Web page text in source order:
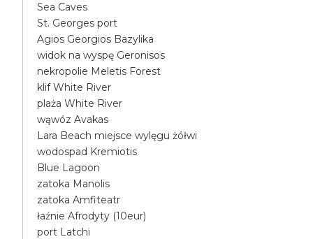
Sea Caves
St. Georges port
Agios Georgios Bazylika
widok na wyspę Geronisos
nekropolie Meletis Forest
klif White River
plaża White River
wąwóz Avakas
Lara Beach miejsce wylęgu żółwi
wodospad Kremiotis
Blue Lagoon
zatoka Manolis
zatoka Amfiteatr
łaźnie Afrodyty (10eur)
port Latchi